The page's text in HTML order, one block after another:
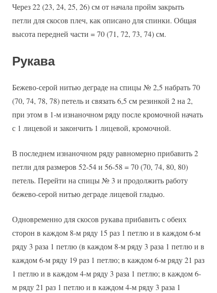
Через 22 (23, 24, 25, 26) см от начала пройм закрыть
петли для скосов плеч, как описано для спинки. Общая
высота передней части = 70 (71, 72, 73, 74) см.
Рукава
Бежево-серой нитью деграде на спицы № 2,5 набрать 70
(70, 74, 78, 78) петель и связать 6,5 см резинкой 2 на 2,
при этом в 1-м изнаночном ряду после кромочной начать
с 1 лицевой и закончить 1 лицевой, кромочной.
В последнем изнаночном ряду равномерно прибавить 2
петли для размеров 52-54 и 56-58 = 70 (70, 74, 80, 80)
петель. Перейти на спицы № 3 и продолжить работу
бежево-серой нитью деграде лицевой гладью.
Одновременно для скосов рукава прибавить с обеих
сторон в каждом 8-м ряду 15 раз 1 петлю и в каждом 6-м
ряду 3 раза 1 петлю (в каждом 8-м ряду 3 раза 1 петлю и в
каждом 6-м ряду 19 раз 1 петлю; в каждом 6-м ряду 21 раз
1 петлю и в каждом 4-м ряду 3 раза 1 петлю; в каждом 6-
м ряду 21 раз 1 петлю и в каждом 4-м ряду 3 раза 1